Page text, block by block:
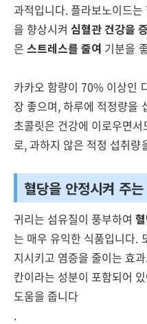
과적입니다. 플라보노이드
을 향상시켜심혈관 건강을
은스트레스를 줄여 기분을
카카오 함량이 70% 이상인
장 좋으며, 하루에 적정량을
초콜릿은 건강에 이로우면
로, 과하지 않은 적정 섭취
혈당을 안정시켜 주
귀리는 섬유질이 풍부하여
는 매우 유익한 식품입니다.
지시키고 염증을 줄이는 효
칸이라는 성분이 포함되어
도움을 줍니다
.